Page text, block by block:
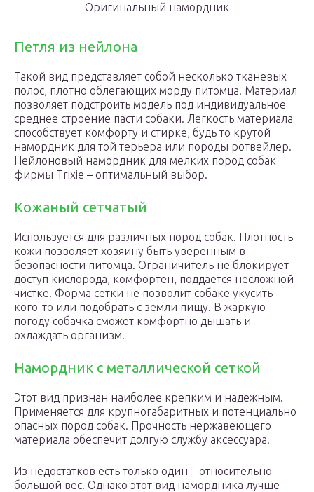
Оригинальный намордник
Петля из нейлона
Такой вид представляет собой несколько тканевых
полос, плотно облегающих морду питомца. Материал
позволяет подстроить модель под индивидуальное
среднее строение пасти собаки. Легкость материала
способствует комфорту и стирке, будь то крутой
намордник для той терьера или породы ротвейлер.
Нейлоновый намордник для мелких пород собак
фирмы Trixie – оптимальный выбор.
Кожаный сетчатый
Используется для различных пород собак. Плотность
кожи позволяет хозяину быть уверенным в
безопасности питомца. Ограничитель не блокирует
доступ кислорода, комфортен, поддается несложной
чистке. Форма сетки не позволит собаке укусить
кого-то или подобрать с земли пищу. В жаркую
погоду собачка сможет комфортно дышать и
охлаждать организм.
Намордник с металлической сеткой
Этот вид признан наиболее крепким и надежным.
Применяется для крупногабаритных и потенциально
опасных пород собак. Прочность нержавеющего
материала обеспечит долгую службу аксессуара.
Из недостатков есть только один – относительно
большой вес. Однако этот вид намордника лучше